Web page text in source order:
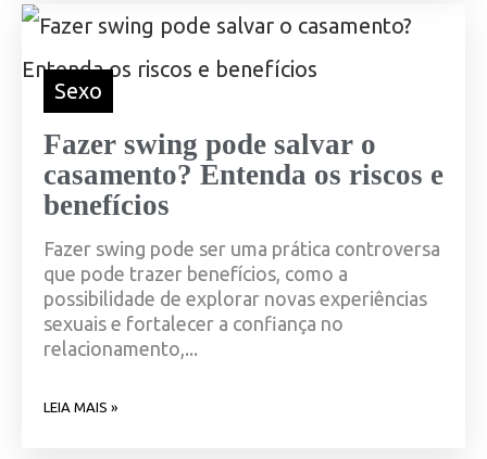
Sexo
Fazer swing pode salvar o
casamento? Entenda os riscos e
benefícios
Fazer swing pode ser uma prática controversa
que pode trazer benefícios, como a
possibilidade de explorar novas experiências
sexuais e fortalecer a confiança no
relacionamento,...
LEIA MAIS »